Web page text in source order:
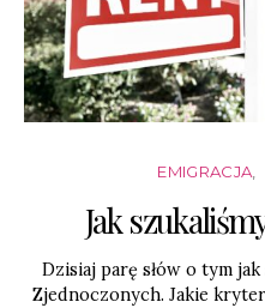
EMIGRACJA
Jak
Dzisiaj parę słów o tym
Zjednoczonych. Jakie